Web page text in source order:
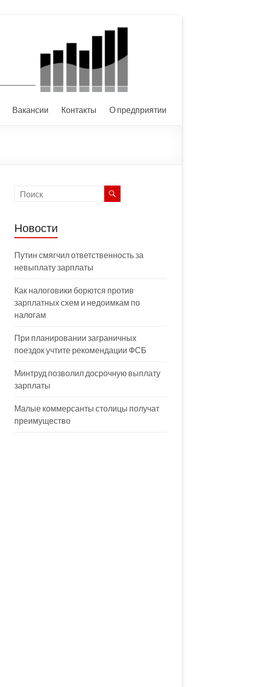
Вакансии Контакты О предприятии
Новости
Путин смягчил ответственность за
невыплату зарплаты
Как налоговики борются против
зарплатных схем и недоимкам по
налогам
При планировании заграничных
поездок учтите рекомендации ФСБ
Минтруд позволил досрочную выплату
зарплаты
Малые коммерсанты столицы получат
преимущество